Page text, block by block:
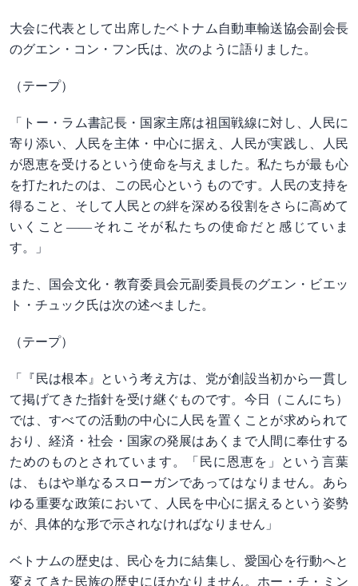
大会に代表として出席したベトナム自動車輸送協会副会長
のグエン・コン・フン氏は、次のように語りました。
（テープ）
「トー・ラム書記長・国家主席は祖国戦線に対し、人民に
寄り添い、人民を主体・中心に据え、人民が実践し、人民
が恩恵を受けるという使命を与えました。私たちが最も心
を打たれたのは、この民心というものです。人民の支持を
得ること、そして人民との絆を深める役割をさらに高めて
いくこと――それこそが私たちの使命だと感じていま
す。」
また、国会文化・教育委員会元副委員長のグエン・ビエッ
ト・チュック氏は次の述べました。
（テープ）
「『民は根本』という考え方は、党が創設当初から一貫し
て掲げてきた指針を受け継ぐものです。今日（こんにち）
では、すべての活動の中心に人民を置くことが求められて
おり、経済・社会・国家の発展はあくまで人間に奉仕する
ためのものとされています。「民に恩恵を」という言葉
は、もはや単なるスローガンであってはなりません。あら
ゆる重要な政策において、人民を中心に据えるという姿勢
が、具体的な形で示されなければなりません」
ベトナムの歴史は、民心を力に結集し、愛国心を行動へと
変えてきた民族の歴史にほかなりません。ホー・チ・ミン